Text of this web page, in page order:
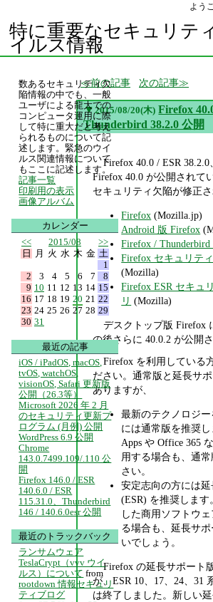
よう
特に重要なセキュリテ
イルス情報
前の記事 次の記事
▼ 2015/08/20(木) Firefox
Thunderbird 38.2.0 公開
Firefox 40.0 / ESR
Firefox 40.0 が公開されて
セキュリティ欠陥が修正さ
Firefox (Mozilla.jp)
Android 版 Firefox
Firefox / Thunderbird
Firefox セキュリテ
(Mozilla)
Firefox ESR セキュ
リ (Mozilla)
デスクトップ版 Firefox
の後さらに 40.0.2 が公開
Firefox を利用している
ださい。通常版と延長サ
ありますが、
最新のテクノロジ
には通常版を推奨し
Apps や Office 365
用する場合も、通
さい。
安定志向の方には
(ESR) を推奨しま
した商用ソフトウ
る場合も、延長サ
いでしょう。
Firefox の延長サポート
が、ESR 10、17、24、31
は終了しました。新しい
数あるセキュリティ欠
陥情報の中でも、一般
ユーザによる龍大での
コンピュータ運用に際
して特に重大だと考え
られるものについて記
述します。緊急のウイ
ルス関連情報について
もここに記述します。
記事一覧
印刷用の表示
画像アルバム
カレンダー
<<
2015/08
>>
日
月 火 水 木 金 土
1
2
3 4 5 6 7
8
9 10 11 12 13 14 15
16 17 18 19 20 21 22
23 24 25 26 27 28 29
30 31
最近の記事
iOS / iPadOS, macOS,
tvOS, watchOS,
visionOS, Safari 更新版
公開（26.3等）
Microsoft 2026 年 2 月
のセキュリティ更新プ
ログラム (月例) 公開
WordPress 6.9 公開
Chrome
143.0.7499.109/.110 公
開
Firefox 146.0 / ESR
140.6.0 / ESR
115.31.0、Thunderbird
146 / 140.6.0esr 公開
最近のトラックバック
ランサムウェア
TeslaCrypt（vvv ウイ
ルス）について from
rootdown 情報セキュリ
ティブログ